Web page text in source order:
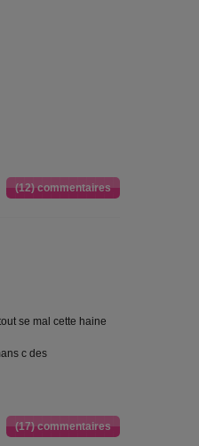
(12) commentaires
se mal cette haine
c des
(17) commentaires